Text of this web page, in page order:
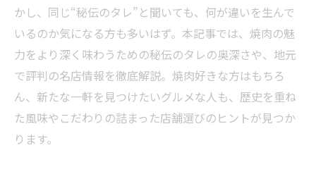
かし、同じ“秘伝のタレ”と聞いても、何が違いを生んで
いるのか気になる方も多いはず。本記事では、焼肉の魅
力をより深く味わうための秘伝のタレの奥深さや、地元
で評判の名店情報を徹底解説。焼肉好きな方はもちろ
ん、新たな一軒を見つけたいグルメな人も、歴史を重ね
た風味やこだわりの詰まった店舗選びのヒントが見つか
ります。